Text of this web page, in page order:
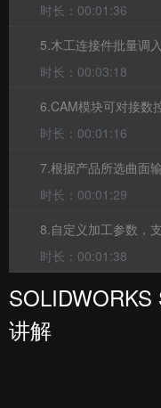
时长：00:01:36
5.木工连接件批量调
时长：00:03:18
6.CAM模块可对接数
时长：00:01:16
7.根据产品所选曲面
时长：00:01:29
8.自定义加工参数，
时长：00:01:38
讲解